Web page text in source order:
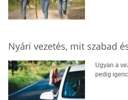
Nyári vezetés, mit szabad
Ugyan a
pedig